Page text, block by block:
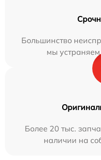
Большинство
мы устраняем
Более 20 тыс.
наличии на